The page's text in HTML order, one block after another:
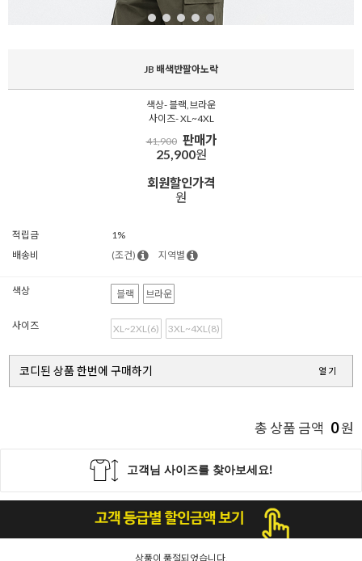
JB 배색반팔아노락
색상- 블랙,브라운
사이즈- XL~4XL
41,900 판매가
25,900원
회원할인가격
원
적립금
1%
배송비
(조건) 지역별
색상 블랙 브라운
사이즈 XL~2XL(6) 3XL~4XL(8)
코디된 상품 한번에 구매하기 열기
총 상품 금액 0원
상품이 품절되었습니다.